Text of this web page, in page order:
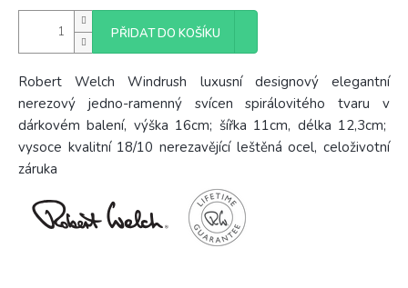
PŘIDAT DO KOŠÍKU
Robert Welch Windrush luxusní designový elegantní
nerezový jedno-ramenný svícen spirálovitého tvaru v
dárkovém balení, výška 16cm; šířka 11cm, délka 12,3cm;
vysoce kvalitní 18/10 nerezavějící leštěná ocel, celoživotní
záruka